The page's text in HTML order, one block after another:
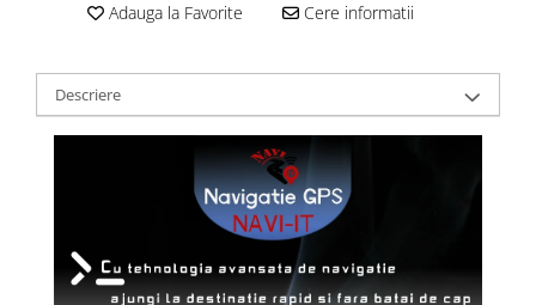
Adauga la Favorite Cere informatii
Descriere